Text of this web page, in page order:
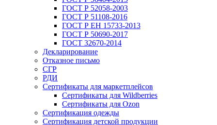
ГОСТ Р 52058-2003
ГОСТ Р 51108-2016
ГОСТ Р ЕН 15733-2013
ГОСТ Р 50690-2017
ГОСТ 32670-2014
Декларирование
Отказное письмо
СГР
РДИ
Сертификаты для маркетплейсов
Сертификаты для Wildberries
Сертификаты для Ozon
Сертификация одежды
Сертификация детской продукции